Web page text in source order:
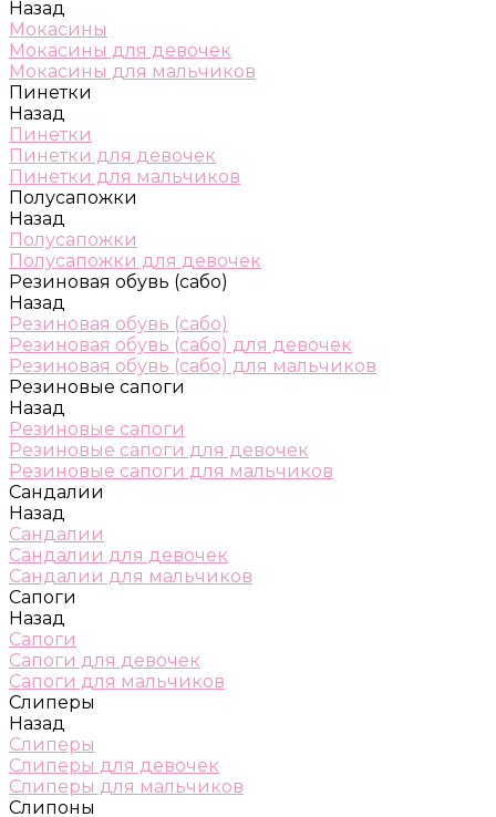
Назад
Мокасины
Мокасины для девочек
Мокасины для мальчиков
Пинетки
Назад
Пинетки
Пинетки для девочек
Пинетки для мальчиков
Полусапожки
Назад
Полусапожки
Полусапожки для девочек
Резиновая обувь (сабо)
Назад
Резиновая обувь (сабо)
Резиновая обувь (сабо) для девочек
Резиновая обувь (сабо) для мальчиков
Резиновые сапоги
Назад
Резиновые сапоги
Резиновые сапоги для девочек
Резиновые сапоги для мальчиков
Сандалии
Назад
Сандалии
Сандалии для девочек
Сандалии для мальчиков
Сапоги
Назад
Сапоги
Сапоги для девочек
Сапоги для мальчиков
Слиперы
Назад
Слиперы
Слиперы для девочек
Слиперы для мальчиков
Слипоны